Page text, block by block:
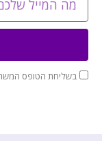
בשליחת הטופס